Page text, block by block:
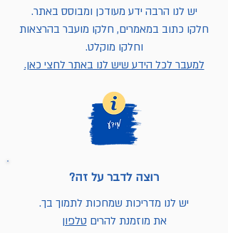
יש לנו הרבה ידע מעודכן ומבוסס באתר.
חלקו כתוב במאמרים, חלקו מועבר בהרצאות
וחלקו מוקלט.
למעבר לכל הידע שיש לנו באתר לחצי כאן.
רוצה לדבר על זה?
יש לנו מדריכות שמחכות לתמוך בך.
את מוזמנת להרים טלפון